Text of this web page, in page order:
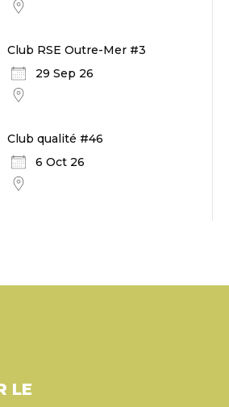
Club RSE Outre-Mer #3
29 Sep 26
Club qualité #46
6 Oct 26
LE